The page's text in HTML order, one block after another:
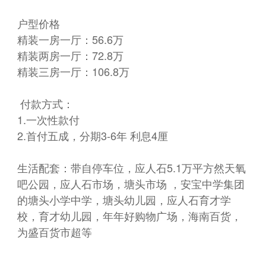
户型价格
精装一房一厅：56.6万
精装两房一厅：72.8万
精装三房一厅：106.8万
付款方式：
1.一次性款付
2.首付五成，分期3-6年 利息4厘
生活配套：带自停车位，应人石5.1万平方然天氧
吧公园，应人石市场，塘头市场 ，安宝中学集团
的塘头小学中学，塘头幼儿园，应人石育才学
校，育才幼儿园，年年好购物广场，海南百货，
为盛百货市超等